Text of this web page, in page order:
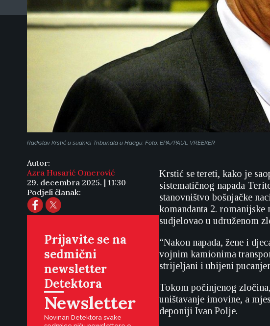
Radislav Krstić u sudnici Tribunala u Haagu. Foto: EPA/PAUL VREEKER
Autor:
Azra Husarić Omerović
29. decembra 2025. | 11:30
Podjeli članak:
Prijavite se na
sedmični
newsletter
Detektora
Newsletter
Novinari Detektora svake
Krstić se tereti, kako je
sistematičnog napada
stanovništvo bošnjačke
komandanta 2.
sudjelovao u udruženom
“Nakon napada, žene i
vojnim kamionima
strijeljani i ubijeni
Tokom počinjenog
uništavanje imovine, a
deponiji Ivan Polje.